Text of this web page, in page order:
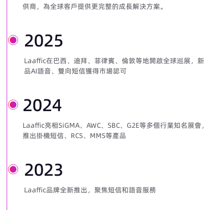
供商，為全球客戶提供更完整的成長解決方案。
2025
Laaffic在巴西、迪拜、菲律賓、倫敦等地開啟全球巡展，新
品AI語音、雙向短信獲得市場認可
2024
Laaffic亮相SiGMA、AWC、SBC、G2E等多個行業知名展會，
推出掛機短信、RCS、MMS等產品
2023
Laaffic品牌全新推出，聚焦短信和語音服務